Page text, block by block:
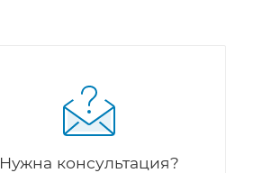
Нужна консультация?